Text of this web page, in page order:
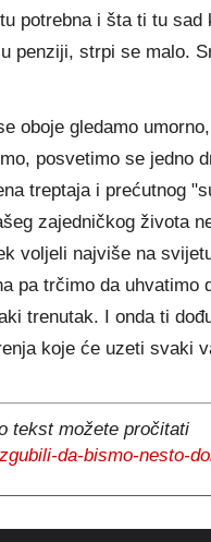
potrebna i šta ti tu sad
penziji, strpi se malo.
oboje gledamo
posvetimo se jedno
treptaja i prećutnog
zajedničkog života
voljeli najviše na
pa trčimo da uhvatimo
trenutak. I onda ti
koje će uzeti svaki
tekst možete pročitati
da-bismo-nesto-